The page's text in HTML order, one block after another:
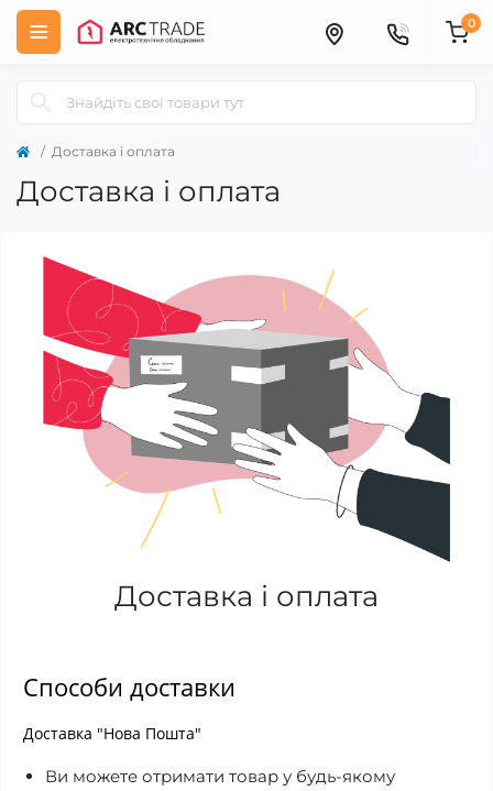
0
Доставка і оплата
Доставка і оплата
Доставка і оплата
Способи доставки
Доставка "Нова Пошта"
Ви можете отримати товар у будь-якому